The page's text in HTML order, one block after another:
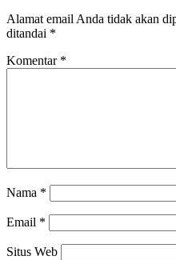
Alamat email Anda tidak akan
ditandai *
Komentar *
Nama *
Email *
Situs Web